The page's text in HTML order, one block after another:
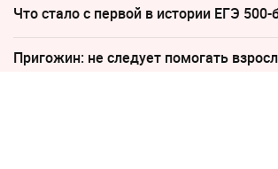
Что стало с первой в истории ЕГЭ
Пригожин: не следует помогать